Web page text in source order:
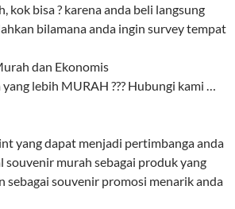
kok bisa ? karena anda beli langsung
bilamana anda ingin survey tempat
dan Ekonomis
lebih MURAH ??? Hubungi kami …
yang dapat menjadi pertimbanga anda
souvenir murah sebagai produk yang
sebagai souvenir promosi menarik anda